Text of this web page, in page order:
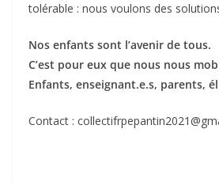
tolérable : nous voulons des
Nos enfants sont l’avenir de tous.
C’est pour eux que nous nous
Enfants, enseignant.e.s, parents,
Contact :